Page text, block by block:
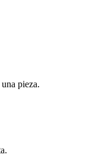
pieza.